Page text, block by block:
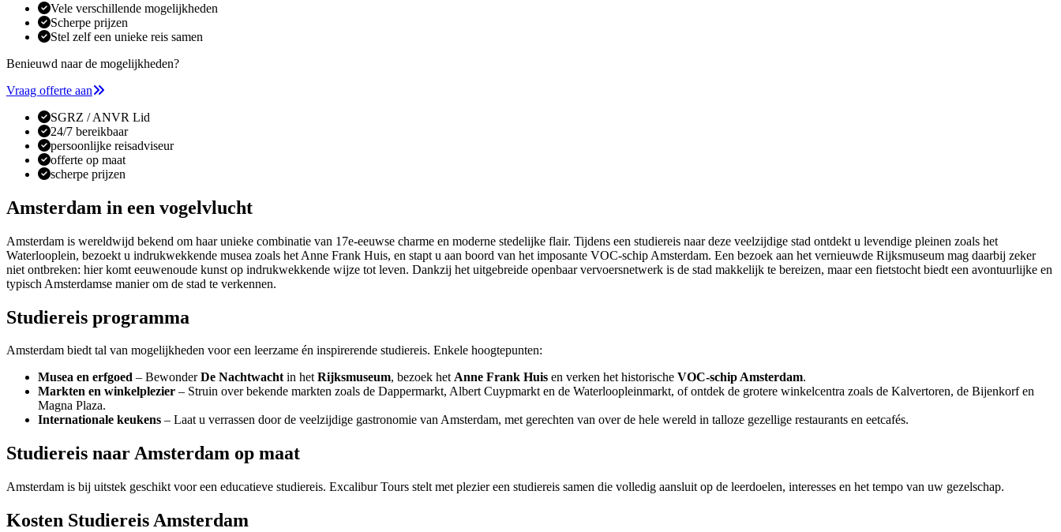
Vele verschillende mogelijkheden
Scherpe prijzen
Stel zelf een unieke reis samen
Benieuwd naar de mogelijkheden?
Vraag offerte aan
SGRZ / ANVR Lid
24/7 bereikbaar
persoonlijke reisadviseur
offerte op maat
scherpe prijzen
Amsterdam in een vogelvlucht
Amsterdam is wereldwijd bekend om haar unieke combinatie van 17e-eeuwse charme en moderne stedelijke flair. Tijdens een studiereis naar deze veelzijdige stad ontdekt u levendige pleinen zoals het
Waterlooplein, bezoekt u indrukwekkende musea zoals het Anne Frank Huis, en stapt u aan boord van het imposante VOC-schip Amsterdam. Een bezoek aan het vernieuwde Rijksmuseum mag daarbij zeker
niet ontbreken: hier komt eeuwenoude kunst op indrukwekkende wijze tot leven. Dankzij het uitgebreide openbaar vervoersnetwerk is de stad makkelijk te bereizen, maar een fietstocht biedt een avontuurlijke en
typisch Amsterdamse manier om de stad te verkennen.
Studiereis programma
Amsterdam biedt tal van mogelijkheden voor een leerzame én inspirerende studiereis. Enkele hoogtepunten:
Musea en erfgoed – BewonderDe Nachtwachtin hetRijksmuseum, bezoek hetAnne Frank Huis en verken het historische VOC-schip Amsterdam.
Markten en winkelplezier – Struin over bekende markten zoals de Dappermarkt, Albert Cuypmarkt en de Waterloopleinmarkt, of ontdek de grotere winkelcentra zoals de Kalvertoren, de Bijenkorf en
Magna Plaza.
Internationale keukens – Laat u verrassen door de veelzijdige gastronomie van Amsterdam, met gerechten van over de hele wereld in talloze gezellige restaurants en eetcafés.
Studiereis naar Amsterdam op maat
Amsterdam is bij uitstek geschikt voor een educatieve studiereis. Excalibur Tours stelt met plezier een studiereis samen die volledig aansluit op de leerdoelen, interesses en het tempo van uw gezelschap.
Kosten Studiereis Amsterdam